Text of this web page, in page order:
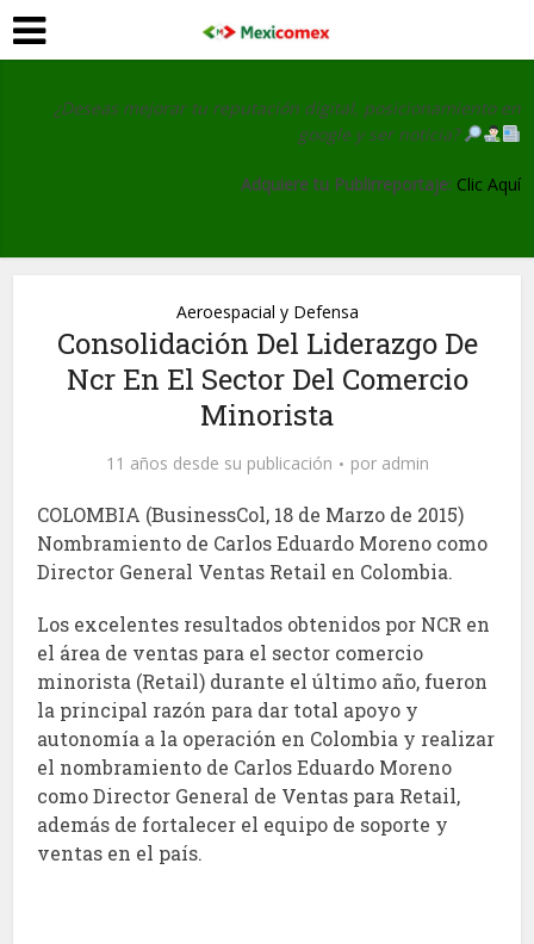
¿Deseas mejorar tu reputación digital, posicionamiento en
google y ser noticia?
Adquiere tu Publirreportaje: Clic Aquí
Aeroespacial y Defensa
Consolidación Del Liderazgo De
Ncr En El Sector Del Comercio
Minorista
11 años desde su publicación por admin
COLOMBIA (BusinessCol, 18 de Marzo de 2015)
Nombramiento de Carlos Eduardo Moreno como
Director General Ventas Retail en Colombia.
Los excelentes resultados obtenidos por NCR en
el área de ventas para el sector comercio
minorista (Retail) durante el último año, fueron
la principal razón para dar total apoyo y
autonomía a la operación en Colombia y realizar
el nombramiento de Carlos Eduardo Moreno
como Director General de Ventas para Retail,
además de fortalecer el equipo de soporte y
ventas en el país.